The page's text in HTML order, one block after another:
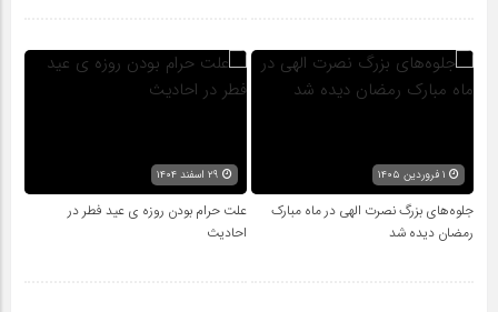
جلوه‌های بزرگ نصرت الهی در ماه مبارک
رمضان دیده شد
علت حرام بودن روزه ی عید فطر در
احادیث